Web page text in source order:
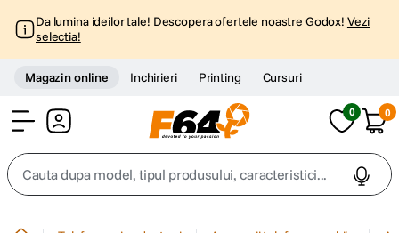
Da lumina ideilor tale! Descopera ofertele noastre Godox! Vezi
selectia!
Magazin online Inchirieri Printing Cursuri
0 0
Cauta dupa model, tipul produsului, caracteristici...